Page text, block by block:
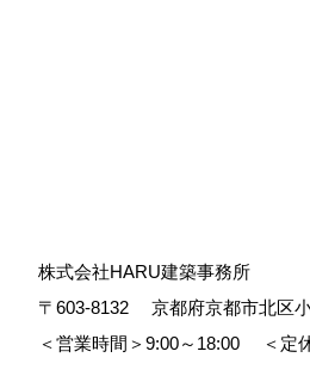
株式会社HARU建築事務所
〒603-8132
京都府京都市北区
＜営業時間＞9:00～18:00
＜定